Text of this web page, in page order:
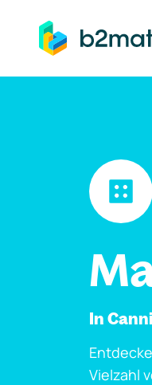
springen
In
Vielzahl